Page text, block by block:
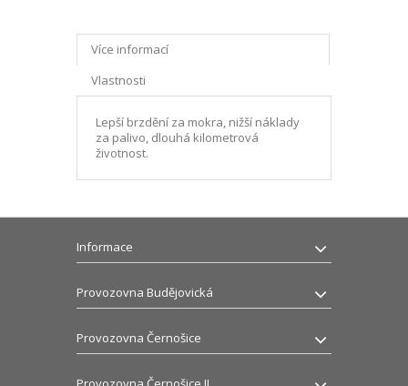
Více informací
Vlastnosti
Lepší brzdění za mokra, nižší náklady
za palivo, dlouhá kilometrová
životnost.
Informace
Provozovna Budějovická
Provozovna Černošice